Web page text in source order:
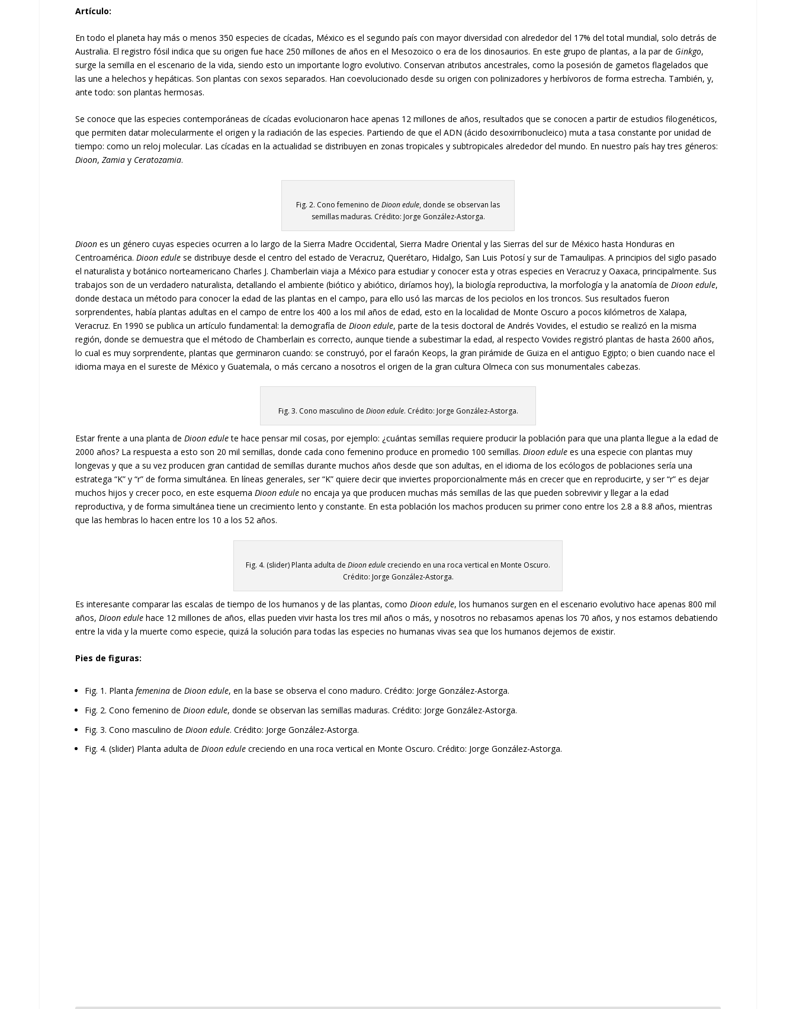
Artículo:
En todo el planeta hay más o menos 350 especies de cícadas, México es el segundo país con mayor diversidad con alrededor del 17% del total mundial, solo detrás de
Australia. El registro fósil indica que su origen fue hace 250 millones de años en el Mesozoico o era de los dinosaurios. En este grupo de plantas, a la par de Ginkgo,
surge la semilla en el escenario de la vida, siendo esto un importante logro evolutivo. Conservan atributos ancestrales, como la posesión de gametos flagelados que
las une a helechos y hepáticas. Son plantas con sexos separados. Han coevolucionado desde su origen con polinizadores y herbívoros de forma estrecha. También, y,
ante todo: son plantas hermosas.
Se conoce que las especies contemporáneas de cícadas evolucionaron hace apenas 12 millones de años, resultados que se conocen a partir de estudios filogenéticos,
que permiten datar molecularmente el origen y la radiación de las especies. Partiendo de que el ADN (ácido desoxirribonucleico) muta a tasa constante por unidad de
tiempo: como un reloj molecular. Las cícadas en la actualidad se distribuyen en zonas tropicales y subtropicales alrededor del mundo. En nuestro país hay tres géneros:
Dioon,Zamia y Ceratozamia.
Fig. 2. Cono femenino de Dioon edule, donde se observan las
semillas maduras. Crédito: Jorge González-Astorga.
Dioon es un género cuyas especies ocurren a lo largo de la Sierra Madre Occidental, Sierra Madre Oriental y las Sierras del sur de México hasta Honduras en
Centroamérica. Dioon edule se distribuye desde el centro del estado de Veracruz, Querétaro, Hidalgo, San Luis Potosí y sur de Tamaulipas. A principios del siglo pasado
el naturalista y botánico norteamericano Charles J. Chamberlain viaja a México para estudiar y conocer esta y otras especies en Veracruz y Oaxaca, principalmente. Sus
trabajos son de un verdadero naturalista, detallando el ambiente (biótico y abiótico, diríamos hoy), la biología reproductiva, la morfología y la anatomía de Dioon edule,
donde destaca un método para conocer la edad de las plantas en el campo, para ello usó las marcas de los peciolos en los troncos. Sus resultados fueron
sorprendentes, había plantas adultas en el campo de entre los 400 a los mil años de edad, esto en la localidad de Monte Oscuro a pocos kilómetros de Xalapa,
Veracruz. En 1990 se publica un artículo fundamental: la demografía de Dioon edule, parte de la tesis doctoral de Andrés Vovides, el estudio se realizó en la misma
región, donde se demuestra que el método de Chamberlain es correcto, aunque tiende a subestimar la edad, al respecto Vovides registró plantas de hasta 2600 años,
lo cual es muy sorprendente, plantas que germinaron cuando: se construyó, por el faraón Keops, la gran pirámide de Guiza en el antiguo Egipto; o bien cuando nace el
idioma maya en el sureste de México y Guatemala, o más cercano a nosotros el origen de la gran cultura Olmeca con sus monumentales cabezas.
Fig. 3. Cono masculino de Dioon edule. Crédito: Jorge González-Astorga.
Estar frente a una planta deDioon edulete hace pensar mil cosas, por ejemplo: ¿cuántas semillas requiere producir la población para que una planta llegue a la edad de
2000 años? La respuesta a esto son 20 mil semillas, donde cada cono femenino produce en promedio 100 semillas.Dioon edule es una especie con plantas muy
longevas y que a su vez producen gran cantidad de semillas durante muchos años desde que son adultas, en el idioma de los ecólogos de poblaciones sería una
estratega “K” y “r” de forma simultánea. En líneas generales, ser “K” quiere decir que inviertes proporcionalmente más en crecer que en reproducirte, y ser “r” es dejar
muchos hijos y crecer poco, en este esquemaDioon edule no encaja ya que producen muchas más semillas de las que pueden sobrevivir y llegar a la edad
reproductiva, y de forma simultánea tiene un crecimiento lento y constante. En esta población los machos producen su primer cono entre los 2.8 a 8.8 años, mientras
que las hembras lo hacen entre los 10 a los 52 años.
Fig. 4. (slider) Planta adulta de Dioon edule creciendo en una roca vertical en Monte Oscuro.
Crédito: Jorge González-Astorga.
Es interesante comparar las escalas de tiempo de los humanos y de las plantas, como Dioon edule, los humanos surgen en el escenario evolutivo hace apenas 800 mil
años, Dioon edule hace 12 millones de años, ellas pueden vivir hasta los tres mil años o más, y nosotros no rebasamos apenas los 70 años, y nos estamos debatiendo
entre la vida y la muerte como especie, quizá la solución para todas las especies no humanas vivas sea que los humanos dejemos de existir.
Pies de figuras:
Fig. 1. Plantafemenina deDioon edule, en la base se observa el cono maduro. Crédito: Jorge González-Astorga.
Fig. 2. Cono femenino deDioon edule, donde se observan las semillas maduras. Crédito: Jorge González-Astorga.
Fig. 3. Cono masculino de Dioon edule. Crédito: Jorge González-Astorga.
Fig. 4. (slider) Planta adulta deDioon edule creciendo en una roca vertical en Monte Oscuro. Crédito: Jorge González-Astorga.